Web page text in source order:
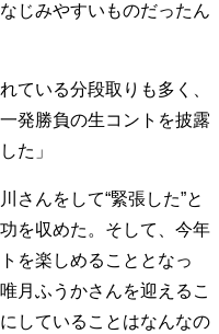
じみやすいものだったん
ている分段取りも多く、
発勝負の生コントを披露
た」
んをして“緊張した”と
を収めた。そして、今年
を楽しめることとなっ
月ふうかさんを迎えるこ
していることはなんなの